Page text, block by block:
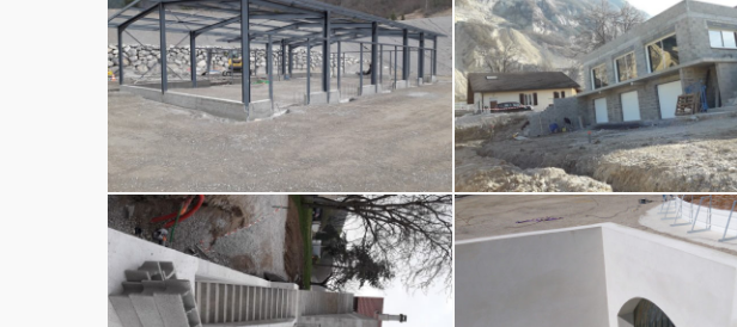
et
rénovation
et
rénovation
Construction
rénovation
Construction